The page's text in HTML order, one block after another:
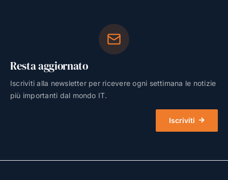
Resta aggiornato
Iscriviti alla newsletter per ricevere ogni settimana le notizie
più importanti dal mondo IT.
Iscriviti